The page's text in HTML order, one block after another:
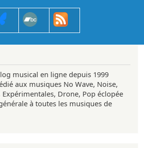
musical en ligne depuis 1999
aux musiques No Wave, Noise,
Expérimentales, Drone, Pop éclopée
à toutes les musiques de